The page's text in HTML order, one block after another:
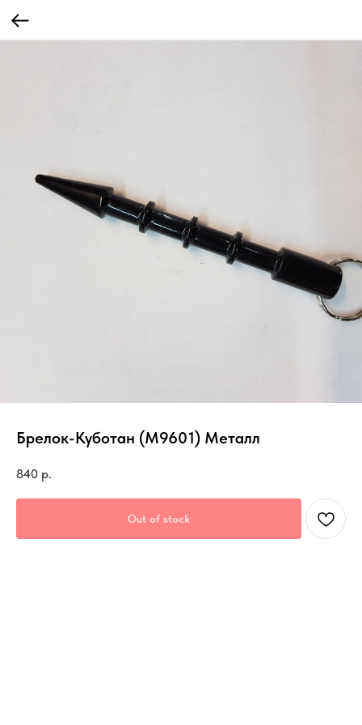
Брелок-Куботан (М9601) Металл
840 р.
Out of stock